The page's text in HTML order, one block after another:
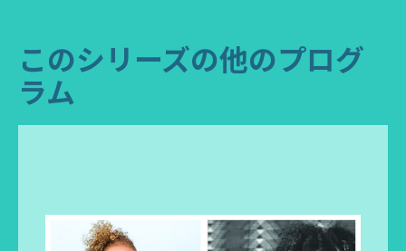
このシリーズの他のプログ
ラム